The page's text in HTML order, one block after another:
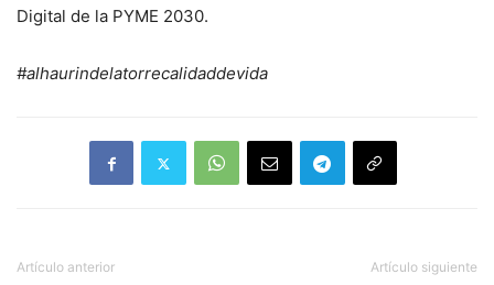
Digital de la PYME 2030.
#alhaurindelatorrecalidaddevida
Artículo anterior Artículo siguiente